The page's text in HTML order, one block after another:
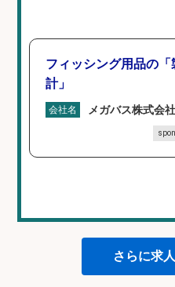
フィッシング用品の
計」
会社名 メガバス株式会社
さらに求